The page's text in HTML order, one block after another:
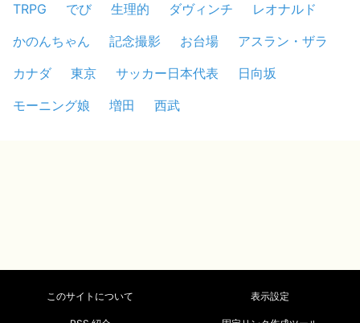
TRPG
でび 生理的 ダヴィンチ
レオナルド
かのんちゃん
記念撮影 お台場
アスラン・ザラ
カナダ
東京 サッカー日本代表
日向坂
モーニング娘
増田 西武
このサイトについて 表示設定